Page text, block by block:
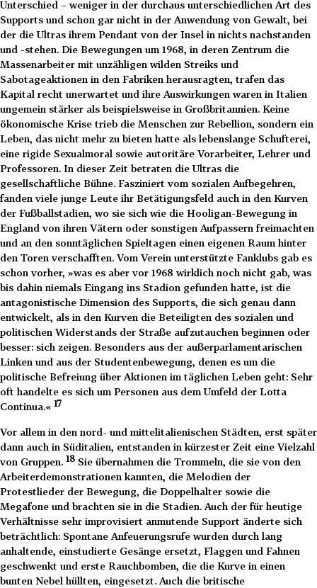
Unterschied – weniger in der durchaus unterschiedlichen Art des
Supports und schon gar nicht in der Anwendung von Gewalt, bei
der die Ultras ihrem Pendant von der Insel in nichts nachstanden
und -stehen. Die Bewegungen um 1968, in deren Zentrum die
Massenarbeiter mit unzähligen wilden Streiks und
Sabotageaktionen in den Fabriken herausragten, trafen das
Kapital recht unerwartet und ihre Auswirkungen waren in Italien
ungemein stärker als beispielsweise in Großbritannien. Keine
ökonomische Krise trieb die Menschen zur Rebellion, sondern ein
Leben, das nicht mehr zu bieten hatte als lebenslange Schufterei,
eine rigide Sexualmoral sowie autoritäre Vorarbeiter, Lehrer und
Professoren. In dieser Zeit betraten die Ultras die
gesellschaftliche Bühne. Fasziniert vom sozialen Aufbegehren,
fanden viele junge Leute ihr Betätigungsfeld auch in den Kurven
der Fußballstadien, wo sie sich wie die Hooligan-Bewegung in
England von ihren Vätern oder sonstigen Aufpassern freimachten
und an den sonntäglichen Spieltagen einen eigenen Raum hinter
den Toren verschafften. Vom Verein unterstützte Fanklubs gab es
schon vorher, »was es aber vor 1968 wirklich noch nicht gab, was
bis dahin niemals Eingang ins Stadion gefunden hatte, ist die
antagonistische Dimension des Supports, die sich genau dann
entwickelt, als in den Kurven die Beteiligten des sozialen und
politischen Widerstands der Straße aufzutauchen beginnen oder
besser: sich zeigen. Besonders aus der außerparlamentarischen
Linken und aus der Studentenbewegung, denen es um die
politische Befreiung über Aktionen im täglichen Leben geht: Sehr
oft handelte es sich um Personen aus dem Umfeld der Lotta
Continua.« 17
Vor allem in den nord- und mittelitalienischen Städten, erst später
dann auch in Süditalien, entstanden in kürzester Zeit eine Vielzahl
von Gruppen. 18 Sie übernahmen die Trommeln, die sie von den
Arbeiterdemonstrationen kannten, die Melodien der
Protestlieder der Bewegung, die Doppelhalter sowie die
Megafone und brachten sie in die Stadien. Auch der für heutige
Verhältnisse sehr improvisiert anmutende Support änderte sich
beträchtlich: Spontane Anfeuerungsrufe wurden durch lang
anhaltende, einstudierte Gesänge ersetzt, Flaggen und Fahnen
geschwenkt und erste Rauchbomben, die die Kurve in einen
bunten Nebel hüllten, eingesetzt. Auch die britische